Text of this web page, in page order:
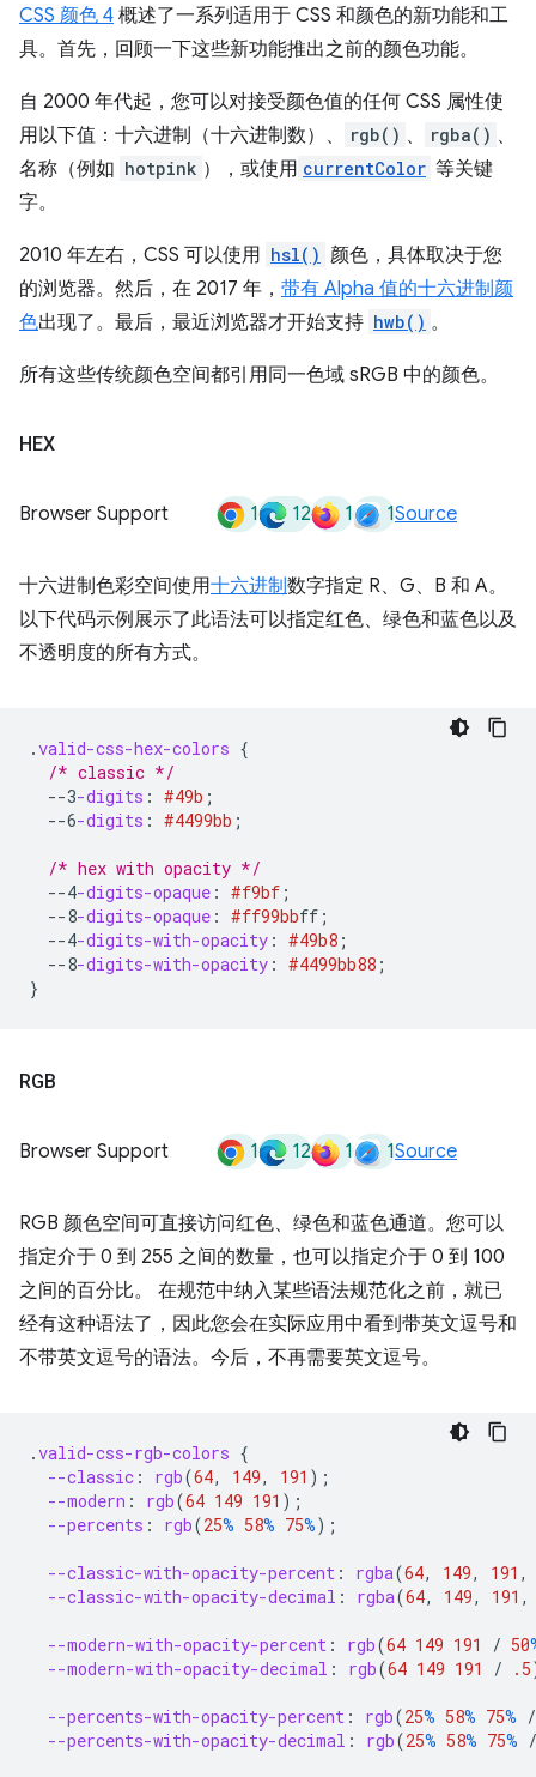
CSS 颜色 4 概述了一系列适用于 CSS 和颜色的新功能和工
具。首先，回顾一下这些新功能推出之前的颜色功能。
自 2000 年代起，您可以对接受颜色值的任何 CSS 属性使
用以下值：十六进制（十六进制数）、
rgb() 、 rgba() 、
名称（例如 hotpink ），或使用 currentColor 等关键
字。
2010 年左右，CSS 可以使用 hsl() 颜色，具体取决于您
的浏览器。然后，在 2017 年， 带有 Alpha 值的十六进制颜
色出现了。最后，最近浏览器才开始支持 hwb() 。
所有这些传统颜色空间都引用同一色域 sRGB 中的颜色。
HEX
Browser Support 1 12 1 1Source
十六进制色彩空间使用十六进制数字指定 R、G、B 和 A。
以下代码示例展示了此语法可以指定红色、绿色和蓝色以及
不透明度的所有方式。
.valid-css-hex-colors {
/* classic */
--3-digits : #49b ;
--6-digits : #4499bb ;
/* hex with opacity */
--4-digits-opaque : #f9bf ;
--8-digits-opaque : #ff99bbff ;
--4-digits-with-opacity : #49b8 ;
--8-digits-with-opacity : #4499bb88 ;
}
RGB
Browser Support 1 12 1 1Source
RGB 颜色空间可直接访问红色、绿色和蓝色通道。您可以
指定介于 0 到 255 之间的数量，也可以指定介于 0 到 100
之间的百分比。 在规范中纳入某些语法规范化之前，就已
经有这种语法了，因此您会在实际应用中看到带英文逗号和
不带英文逗号的语法。今后，不再需要英文逗号。
.valid-css-rgb-colors {
--classic : rgb(64, 149, 191 );
--modern : rgb(64 149 191 );
--percents : rgb(25% 58% 75%);
--classic-with-opacity-percent : rgba(64, 149, 191 ,
--classic-with-opacity-decimal : rgba(64, 149, 191 ,
--modern-with-opacity-percent : rgb(64 149 191 / 50
--modern-with-opacity-decimal : rgb(64 149 191 / .5
--percents-with-opacity-percent : rgb(25% 58% 75% /
--percents-with-opacity-decimal : rgb(25% 58% 75% /